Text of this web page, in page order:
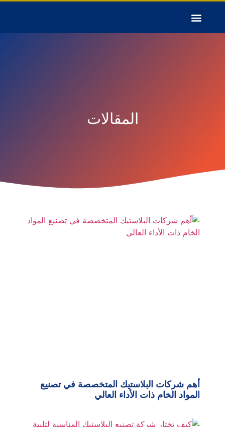
المقالات
أهم شركات البلاستيك المتخصصة في تصنيع
المواد الخام ذات الأداء العالي